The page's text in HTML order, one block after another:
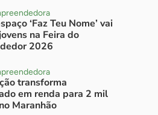
‘Faz Teu Nome’ vai
na Feira do
2026
transforma
em renda para 2 mil
Maranhão